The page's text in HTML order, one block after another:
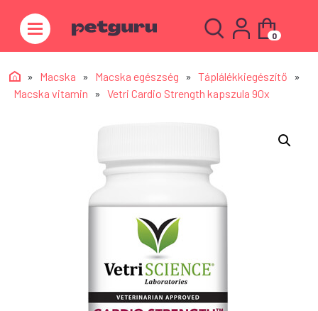
0
» Macska » Macska egészség » Táplálékkiegészítő »
Macska vitamin » Vetri Cardio Strength kapszula 90x